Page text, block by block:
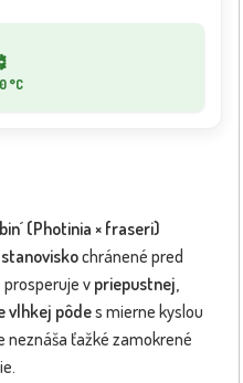
°C
(Photinia × fraseri)
chránené pred
v priepustnej,
vlhkej pôdes mierne kyslou
neznáša ťažké zamokrené